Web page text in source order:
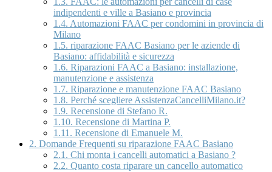
indipendenti e ville a Basiano e provincia
1.4. Automazioni FAAC per condomini in provincia di
Milano
1.5. riparazione FAAC Basiano per le aziende di
Basiano: affidabilità e sicurezza
1.6. Riparazioni FAAC a Basiano: installazione,
manutenzione e assistenza
1.7. Riparazione e manutenzione FAAC Basiano
1.8. Perché scegliere AssistenzaCancelliMilano.it?
1.9. Recensione di Stefano R.
1.10. Recensione di Martina P.
1.11. Recensione di Emanuele M.
2. Domande Frequenti su riparazione FAAC Basiano
2.1. Chi monta i cancelli automatici a Basiano ?
2.2. Quanto costa riparare un cancello automatico